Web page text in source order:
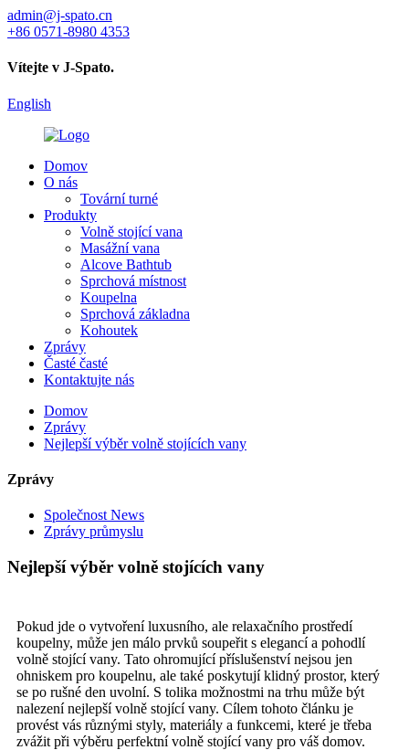
admin@j-spato.cn
+86 0571-8980 4353
Vítejte v J-Spato.
English
Domov
O nás
Tovární turné
Produkty
Volně stojící vana
Masážní vana
Alcove Bathtub
Sprchová místnost
Koupelna
Sprchová základna
Kohoutek
Zprávy
Časté časté
Kontaktujte nás
Domov
Zprávy
Nejlepší výběr volně stojících vany
Zprávy
Společnost News
Zprávy průmyslu
Nejlepší výběr volně stojících vany
Pokud jde o vytvoření luxusního, ale relaxačního prostředí
koupelny, může jen málo prvků soupeřit s elegancí a pohodlí
volně stojící vany. Tato ohromující příslušenství nejsou jen
ohniskem pro koupelnu, ale také poskytují klidný prostor, který
se po rušné den uvolní. S tolika možnostmi na trhu může být
nalezení nejlepší volně stojící vany. Cílem tohoto článku je
provést vás různými styly, materiály a funkcemi, které je třeba
zvážit při výběru perfektní volně stojící vany pro váš domov.